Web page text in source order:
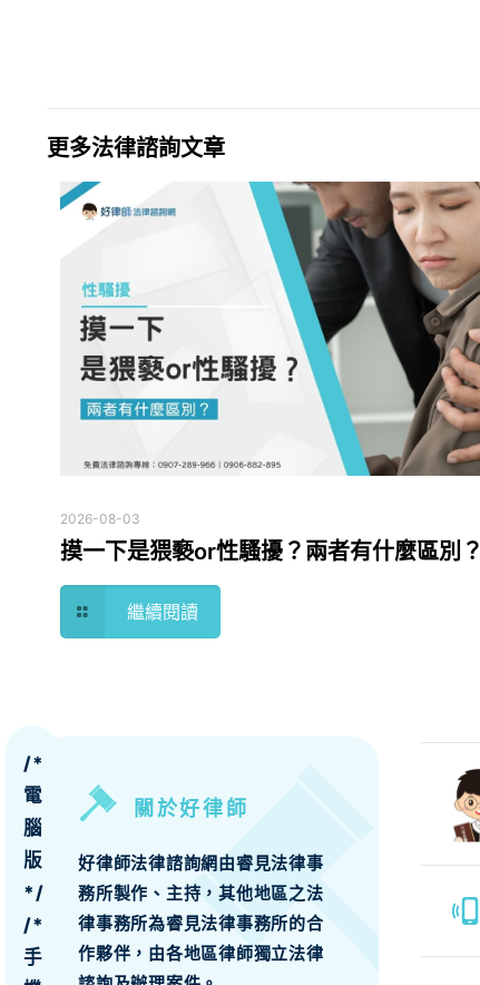
更多法律諮詢文章
2026-08-03
摸一下是猥褻or性騷擾？兩者有什麼區別？
繼續閱讀
/*
電
腦
版
*/
/*
手
關於好律師
好律師法律諮詢網由睿見法律事
務所製作、主持，其他地區之法
律事務所為睿見法律事務所的合
作夥伴，由各地區律師獨立法律